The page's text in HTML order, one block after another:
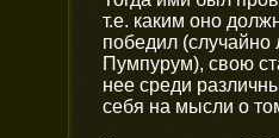
т.е. каким оно
победил (случайно
Пумпурум), свою
нее среди
себя на мысли о